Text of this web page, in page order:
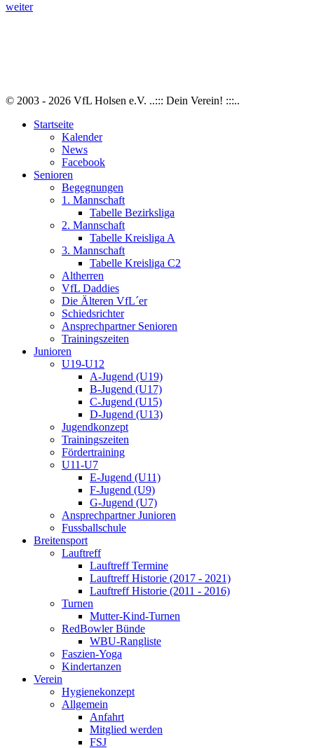
weiter
© 2003 - 2026 VfL Holsen e.V. ..::: Dein Verein! :::..
Startseite
Kalender
News
Facebook
Senioren
Begegnungen
1. Mannschaft
Tabelle Bezirksliga
2. Mannschaft
Tabelle Kreisliga A
3. Mannschaft
Tabelle Kreisliga C2
Altherren
VfL Daddies
Die Älteren VfL´er
Schiedsrichter
Ansprechpartner Senioren
Trainingszeiten
Junioren
U19-U12
A-Jugend (U19)
B-Jugend (U17)
C-Jugend (U15)
D-Jugend (U13)
Jugendkonzept
Trainingszeiten
Fördertraining
U11-U7
E-Jugend (U11)
F-Jugend (U9)
G-Jugend (U7)
Ansprechpartner Junioren
Fussballschule
Breitensport
Lauftreff
Lauftreff Termine
Lauftreff Historie (2017 - 2021)
Lauftreff Historie (2011 - 2016)
Turnen
Mutter-Kind-Turnen
RedBowler Bünde
WBU-Rangliste
Faszien-Yoga
Kindertanzen
Verein
Hygienekonzept
Allgemein
Anfahrt
Mitglied werden
FSJ